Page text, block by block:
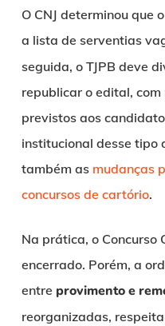
O CNJ determinou que
a lista de serventias
seguida, o TJPB deve
republicar o edital,
previstos aos
institucional desse tipo
também as mudanças
concursos de cartório.
Na prática, o Concurso
encerrado. Porém, a
entre provimento e
reorganizadas,